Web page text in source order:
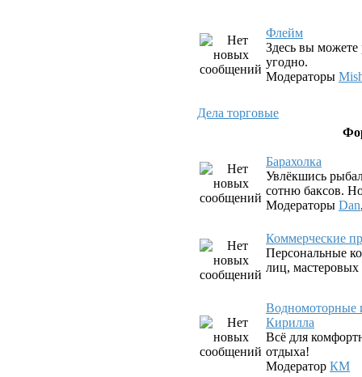
Флeйм
Здесь вы можете
угодно.
Модераторы
Дела торговые
Барахолка
Увлёкшись
сотню баксов.
Модераторы Dan
Коммерческие
Персональные
лиц,
Водномоторные
Кирилла
Всё для
отдыха!
Модератор КМ